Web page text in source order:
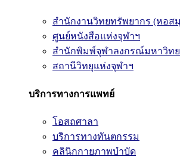
สำนักงานวิทยทรัพยากร (หอส
ศูนย์หนังสือแห่งจุฬาฯ
สำนักพิมพ์จุฬาลงกรณ์มหาวิท
สถานีวิทยุแห่งจุฬาฯ
บริการทางการแพทย์
โอสถศาลา
บริการทางทันตกรรม
คลินิกกายภาพบำบัด